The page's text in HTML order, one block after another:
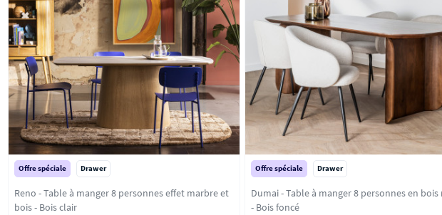
Offre spéciale Drawer
Reno - Table à manger 8 personnes effet marbre et
bois - Bois clair
Offre spéciale Drawer
Dumai - Table à manger 8 personnes en bois
- Bois foncé